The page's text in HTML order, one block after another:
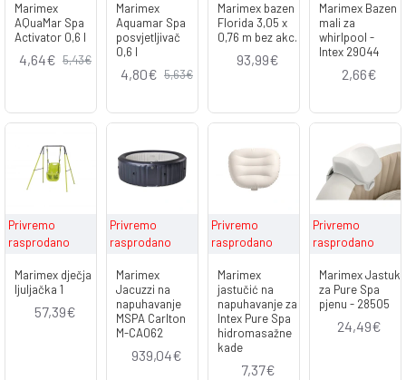
Marimex
AQuaMar Spa
Activator 0,6 l
4,64€ 5,43€
Marimex
Aquamar Spa
posvjetljivač
0,6 l
4,80€ 5,63€
Marimex bazen
Florida 3,05 x
0,76 m bez akc.
93,99€
Marimex Bazen
mali za
whirlpool -
Intex 29044
2,66€
Privremo
rasprodano
Marimex dječja
ljuljačka 1
57,39€
Privremo
rasprodano
Marimex
Jacuzzi na
napuhavanje
MSPA Carlton
M-CA062
939,04€
Privremo
rasprodano
Marimex
jastučić na
napuhavanje za
Intex Pure Spa
hidromasažne
kade
7,37€
Privremo
rasprodano
Marimex Jastuk
za Pure Spa
pjenu - 28505
24,49€